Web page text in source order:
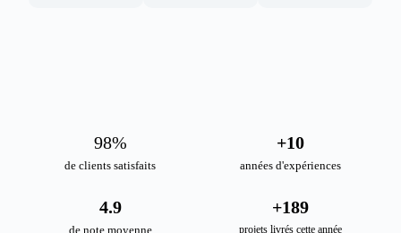
de clients satisfaits
98%
années d'expériences
+10
de note moyenne
4.9
projets livrés cette année
+189